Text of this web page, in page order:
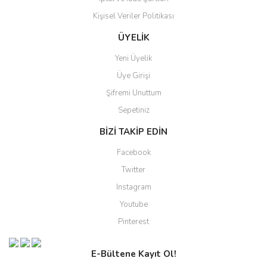
Kişisel Veriler Politikası
ÜYELİK
Yeni Üyelik
Üye Girişi
Şifremi Unuttum
Sepetiniz
BİZİ TAKİP EDİN
Facebook
Twitter
Instagram
Youtube
Pinterest
E-Bültene Kayıt Ol!